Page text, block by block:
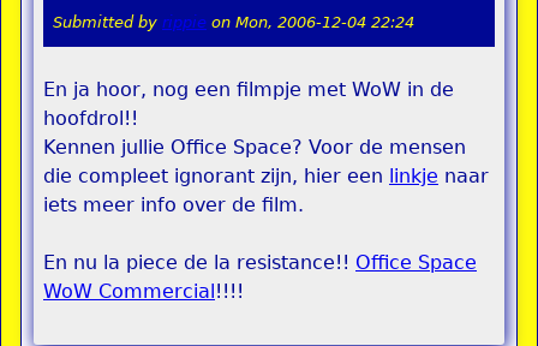
Submitted by rippie on Mon, 2006-12-04 22:24
En ja hoor, nog een filmpje met WoW in de
hoofdrol!!
Kennen jullie Office Space? Voor de mensen
die compleet ignorant zijn, hier een linkje naar
iets meer info over de film.
En nu la piece de la resistance!! Office Space
WoW Commercial!!!!